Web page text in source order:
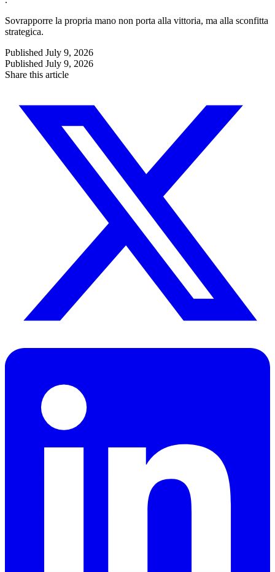
Sovrapporre la propria mano non porta alla vittoria, ma alla sconfitta
strategica.
Published July 9, 2026
Published July 9, 2026
Share this article